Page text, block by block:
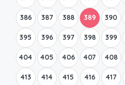
386 387 388 389 390
395 396 397 398 399
404 405 406 407 408
413 414 415 416 417